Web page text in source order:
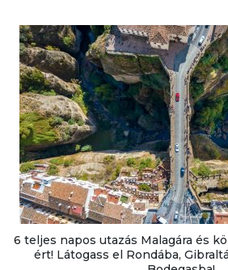
6 teljes napos utazás Malagára és
ért! Látogass el Rondába,